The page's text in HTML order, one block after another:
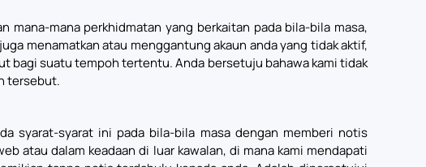
mana-mana perkhidmatan yang berkaitan pada bila-bila masa,
menamatkan atau menggantung akaun anda yang tidak aktif,
bagi suatu tempoh tertentu. Anda bersetuju bahawa kami tidak
tersebut.
syarat-syarat ini pada bila-bila masa dengan memberi notis
atau dalam keadaan di luar kawalan, di mana kami mendapati